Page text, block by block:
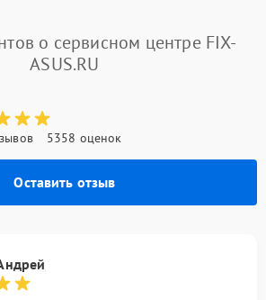
о сервисном центре FIX-
ASUS.RU
5358 оценок
Оставить отзыв